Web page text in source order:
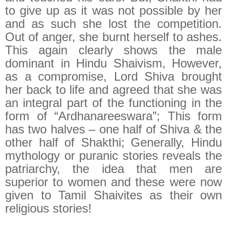
to give up as it was not possible by her
and as such she lost the competition.
Out of anger, she burnt herself to ashes.
This again clearly shows the male
dominant in Hindu Shaivism, However,
as a compromise, Lord Shiva brought
her back to life and agreed that she was
an integral part of the functioning in the
form of “Ardhanareeswara”; This form
has two halves – one half of Shiva & the
other half of Shakthi; Generally, Hindu
mythology or puranic stories reveals the
patriarchy, the idea that men are
superior to women and these were now
given to Tamil Shaivites as their own
religious stories!